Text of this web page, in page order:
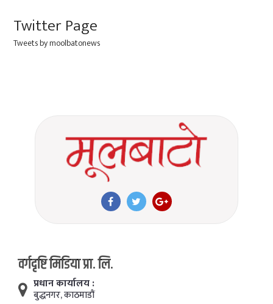
Twitter Page
Tweets by moolbatonews
वर्गदृष्टि मिडिया प्रा. लि.
प्रधान कार्यालय :
बुद्धनगर, काठमाडाैं